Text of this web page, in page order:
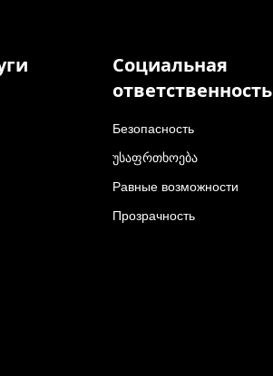
Социальная
ответственность
Безопасность
უსაფრთხოება
Равные возможности
Прозрачность